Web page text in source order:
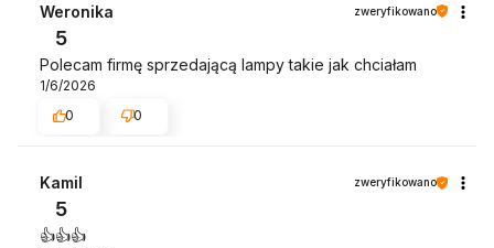
Weronika zweryfikowano
5
Polecam firmę sprzedającą lampy takie jak chciałam
1/6/2026
0
0
Kamil zweryfikowano
5
👍️👍️👍️